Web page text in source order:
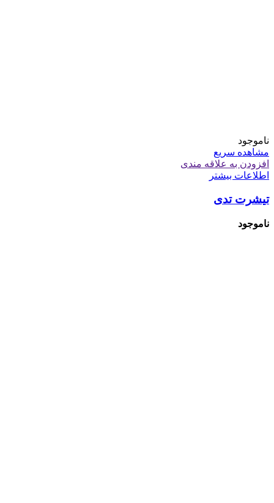
ناموجود
مشاهده سریع
افزودن به علاقه مندی
اطلاعات بیشتر
تیشرت تدی
ناموجود